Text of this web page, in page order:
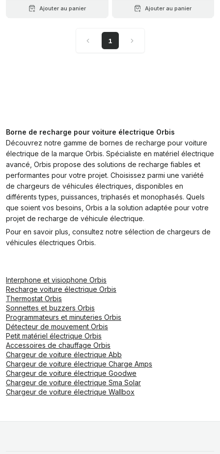
Ajouter au panier Ajouter au panier
1
Borne de recharge pour voiture électrique Orbis
Découvrez notre gamme de bornes de recharge pour voiture
électrique de la marque Orbis. Spécialiste en matériel électrique
avancé, Orbis propose des solutions de recharge fiables et
performantes pour votre projet. Choisissez parmi une variété
de chargeurs de véhicules électriques, disponibles en
différents types, puissances, triphasés et monophasés. Quels
que soient vos besoins, Orbis a la solution adaptée pour votre
projet de recharge de véhicule électrique.
Pour en savoir plus, consultez notre sélection de chargeurs de
véhicules électriques Orbis.
Interphone et visiophone Orbis
Recharge voiture électrique Orbis
Thermostat Orbis
Sonnettes et buzzers Orbis
Programmateurs et minuteries Orbis
Détecteur de mouvement Orbis
Petit matériel électrique Orbis
Accessoires de chauffage Orbis
Chargeur de voiture électrique Abb
Chargeur de voiture électrique Charge Amps
Chargeur de voiture électrique Goodwe
Chargeur de voiture électrique Sma Solar
Chargeur de voiture électrique Wallbox